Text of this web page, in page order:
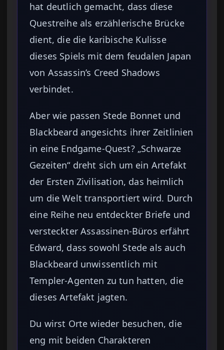
hat deutlich gemacht, dass diese
Questreihe als erzählerische Brücke
dient, die die karibische Kulisse
dieses Spiels mit dem feudalen Japan
von Assassin’s Creed Shadows
verbindet.
Aber wie passen Stede Bonnet und
Blackbeard angesichts ihrer Zeitlinien
in eine Endgame-Quest? „Schwarze
Gezeiten“ dreht sich um ein Artefakt
der Ersten Zivilisation, das heimlich
um die Welt transportiert wird. Durch
eine Reihe neu entdeckter Briefe und
versteckter Assassinen-Büros erfährt
Edward, dass sowohl Stede als auch
Blackbeard unwissentlich mit
Templer-Agenten zu tun hatten, die
dieses Artefakt jagten.
Du wirst Orte wieder besuchen, die
eng mit beiden Charakteren